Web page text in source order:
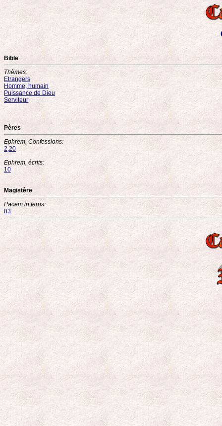
Bible
Thèmes:
Etrangers
Homme, humain
Puissance de Dieu
Serviteur
Pères
Ephrem, Confessions:
2,20
Ephrem, écrits:
10
Magistère
Pacem in terris:
83